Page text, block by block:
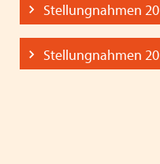
Stellungnahmen
Stellungnahmen